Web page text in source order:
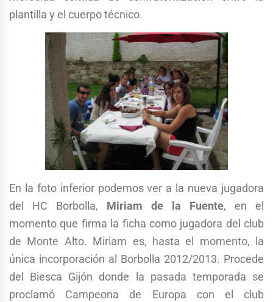
plantilla y el cuerpo técnico.
En la foto inferior podemos ver a la nueva jugadora
del HC Borbolla, Miriam de la Fuente, en el
momento que firma la ficha como jugadora del club
de Monte Alto. Miriam es, hasta el momento, la
única incorporación al Borbolla 2012/2013. Procede
del Biesca Gijón donde la pasada temporada se
proclamó Campeona de Europa con el club